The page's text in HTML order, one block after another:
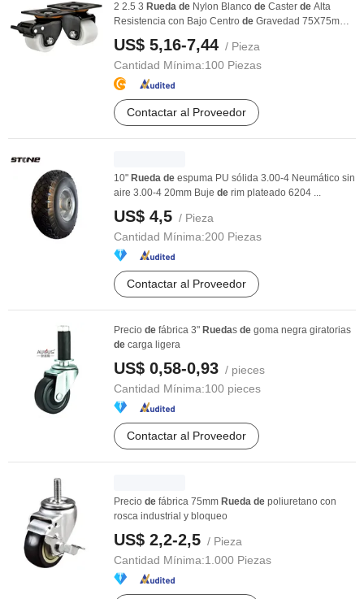
2 2.5 3 Rueda de Nylon Blanco de Caster de Alta
Resistencia con Bajo Centro de Gravedad 75X75mm
US$ 5,16-7,44 / Pieza
Cantidad Mínima:100 Piezas
Contactar al Proveedor
10" Rueda de espuma PU sólida 3.00-4 Neumático sin
aire 3.00-4 20mm Buje de rim plateado 6204 ...
US$ 4,5 / Pieza
Cantidad Mínima:200 Piezas
Contactar al Proveedor
Precio de fábrica 3" Ruedas de goma negra giratorias
de carga ligera
US$ 0,58-0,93 / pieces
Cantidad Mínima:100 pieces
Contactar al Proveedor
Precio de fábrica 75mm Rueda de poliuretano con
rosca industrial y bloqueo
US$ 2,2-2,5 / Pieza
Cantidad Mínima:1.000 Piezas